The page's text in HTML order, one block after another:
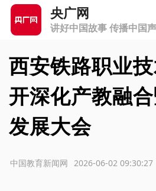
央广网
讲好中国故事 传播中国
西安铁路职业
开深化产教融
发展大会
2026-06-02 09:30:27
中国教育新闻网